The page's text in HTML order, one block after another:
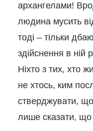
архангелами!
людина мусить
тоді – тільки
здійснення в
Ніхто з тих, хто
не хтось, ким
стверджувати,
лише сказати, що